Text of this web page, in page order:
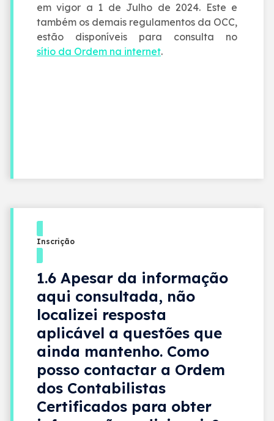
em vigor a 1 de Julho de 2024. Este e
também os demais regulamentos da OCC,
estão disponíveis para consulta no
sítio da Ordem na internet.
Inscrição
1.6 Apesar da informação
aqui consultada, não
localizei resposta
aplicável a questões que
ainda mantenho. Como
posso contactar a Ordem
dos Contabilistas
Certificados para obter